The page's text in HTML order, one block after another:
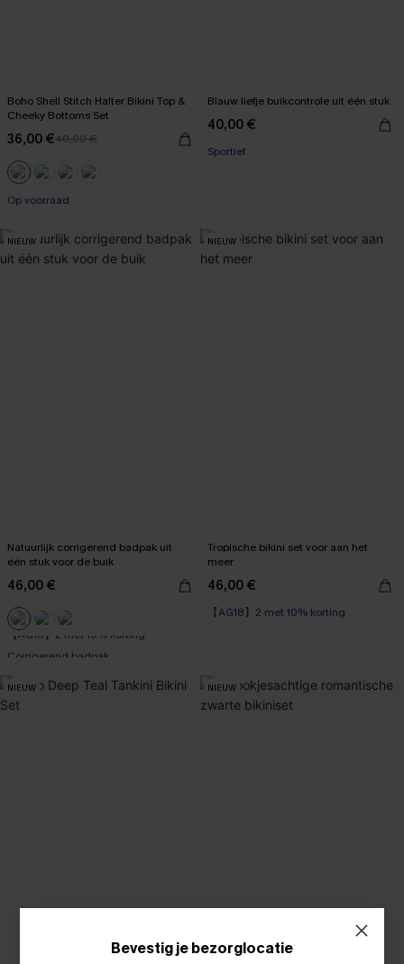
Boho Shell Stitch Halter Bikini Top &
Cheeky Bottoms Set
36,00 €40,00 €
Op voorraad
Blauw liefje buikcontrole uit één stuk
40,00 €
Sportief
NIEUW
Natuurlijk corrigerend badpak uit
één stuk voor de buik
46,00 €
【AG18】2 met 10% korting
NIEUW
Tropische bikini set voor aan het
meer
46,00 €
【AG18】2 met 10% korting
NIEUW NIEUW
Bevestig je bezorglocatie